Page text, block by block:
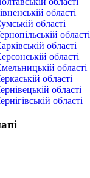
області
області
області
області
області
області
області
області
області